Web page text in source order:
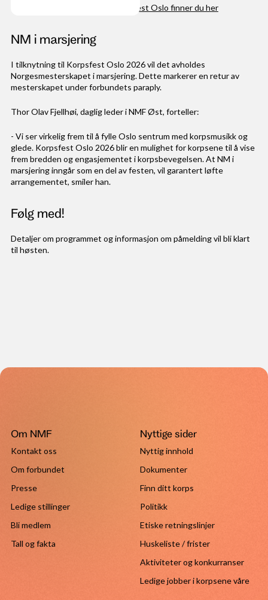
Arrangementssiden til Korpsfest Oslo finner du her
NM i marsjering
I tilknytning til Korpsfest Oslo 2026 vil det avholdes
Norgesmesterskapet i marsjering. Dette markerer en retur av
mesterskapet under forbundets paraply.
Thor Olav Fjellhøi, daglig leder i NMF Øst, forteller:
- Vi ser virkelig frem til å fylle Oslo sentrum med korpsmusikk og
glede. Korpsfest Oslo 2026 blir en mulighet for korpsene til å vise
frem bredden og engasjementet i korpsbevegelsen. At NM i
marsjering inngår som en del av festen, vil garantert løfte
arrangementet, smiler han.
Følg med!
Detaljer om programmet og informasjon om påmelding vil bli klart
til høsten.
Om NMF
Kontakt oss
Om forbundet
Presse
Ledige stillinger
Bli medlem
Tall og fakta
Nyttige sider
Nyttig innhold
Dokumenter
Finn ditt korps
Politikk
Etiske retningslinjer
Huskeliste / frister
Aktiviteter og konkurranser
Ledige jobber i korpsene våre